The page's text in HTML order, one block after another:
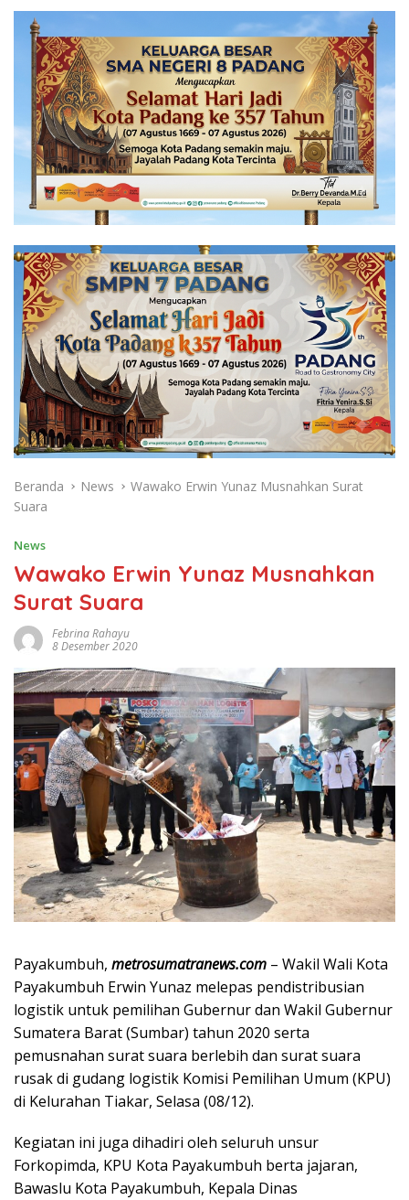
Beranda News
Wawako Erwin Yunaz Musnahkan Surat
Suara
News
Wawako Erwin Yunaz Musnahkan
Surat Suara
Febrina Rahayu
8 Desember 2020
Payakumbuh, metrosumatranews.com – Wakil Wali Kota
Payakumbuh Erwin Yunaz melepas pendistribusian
logistik untuk pemilihan Gubernur dan Wakil Gubernur
Sumatera Barat (Sumbar) tahun 2020 serta
pemusnahan surat suara berlebih dan surat suara
rusak di gudang logistik Komisi Pemilihan Umum (KPU)
di Kelurahan Tiakar, Selasa (08/12).
Kegiatan ini juga dihadiri oleh seluruh unsur
Forkopimda, KPU Kota Payakumbuh berta jajaran,
Bawaslu Kota Payakumbuh, Kepala Dinas